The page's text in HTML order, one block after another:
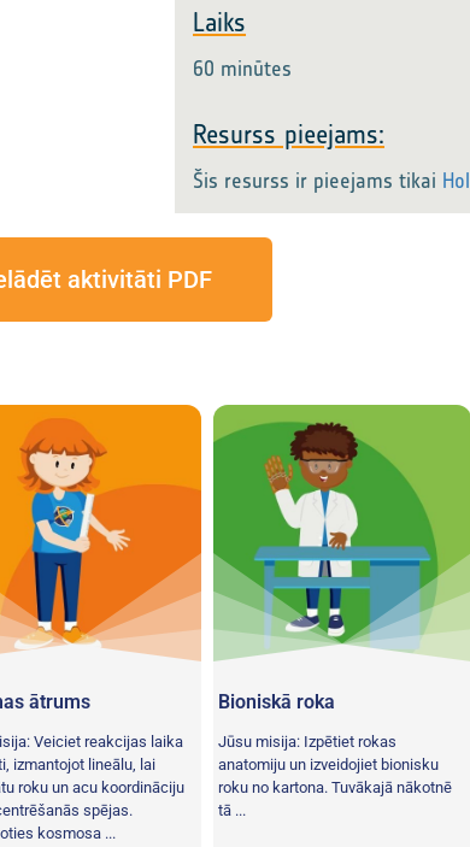
Laiks
60 minūtes
Resurss pieejams:
Šis resurss ir pieejams tikai
aktivitāti PDF
ātrums
Veiciet reakcijas laika
izmantojot lineālu, lai
roku un acu koordināciju
spējas.
kosmosa ...
Bioniskā roka
Jūsu misija: Izpētiet rokas
anatomiju un izveidojiet bionisku
roku no kartona. Tuvākajā nākotnē
tā ...